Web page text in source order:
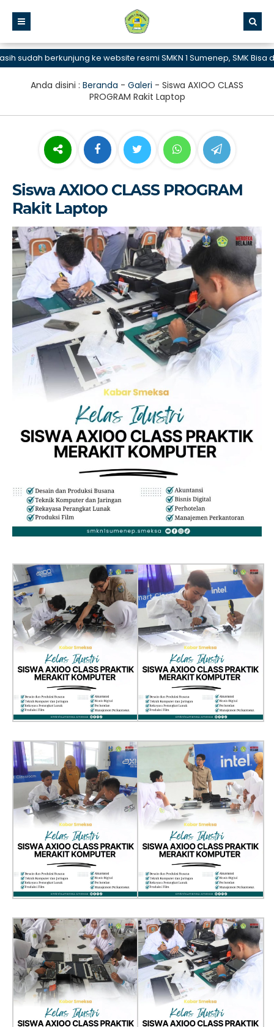
berkunjung ke website resmi SMKN 1 Sumenep, SMK Bisa dan
Anda disini : Beranda - Galeri - Siswa AXIOO CLASS
PROGRAM Rakit Laptop
Siswa AXIOO CLASS PROGRAM
Rakit Laptop